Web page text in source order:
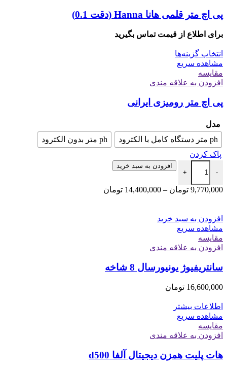
پی اچ متر قلمی هانا Hanna (دقت 0.1)
برای اطلاع از قیمت تماس بگیرید
انتخاب گزینه‌ها
مشاهده سریع
مقایسه
افزودن به علاقه مندی
پی‌ اچ متر رومیزی ایرانی
مدل
ph متر دستگاه کامل با الکترود
ph متر بدون الکترود
پاک کردن
-
+
افزودن به سبد خرید
9,770,000 تومان –
14,400,000 تومان
افزودن به سبد خرید
مشاهده سریع
مقایسه
افزودن به علاقه مندی
سانتریفیوژ یونیورسال 8 شاخه
16,600,000 تومان
اطلاعات بیشتر
مشاهده سریع
مقایسه
افزودن به علاقه مندی
هات پلیت همزن دیجیتال آلفا d500